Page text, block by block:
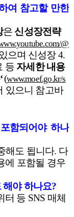
여 참고할 만한
은신성장전략
@
으며 신성장4.
등 자세한 내용
‘(www.moef.go.kr/s
있으니 참고바
함되어야 하나
해도 됩니다. 다
에 포함될 경우
해야 하나요?
터 등 SNS 매체